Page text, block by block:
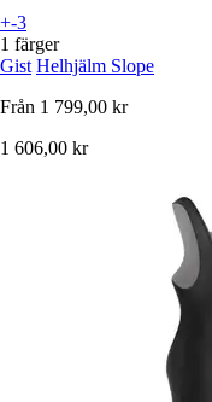
+-3
1 färger
Gist Helhjälm Slope
Från 1 799,00 kr
1 606,00 kr